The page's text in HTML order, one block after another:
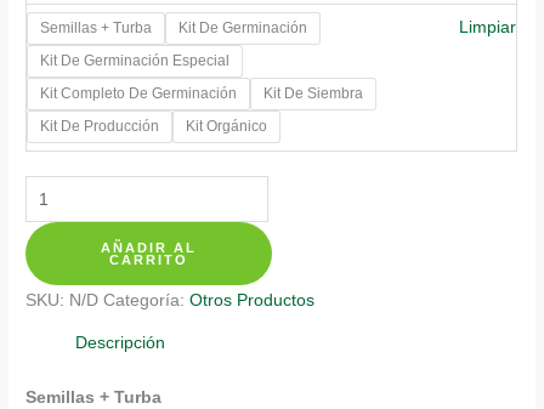
desde
$ 34.700
hasta
$ 387.700
Semillas + Turba
Kit De Germinación
Kit De Germinación Especial
Kit Completo De Germinación
Kit De Siembra
Kit De Producción
Kit Orgánico
Limpiar
Kits
De
Siembra
Para
Bonsái
Alcaparro
AÑADIR AL
CARRITO
SKU: N/D Categoría:Otros Productos
Descripción
Semillas + Turba